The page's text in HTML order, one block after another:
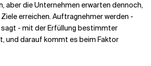
aber die Unternehmen erwarten dennoch,
erreichen. Auftragnehmer werden -
sagt - mit der Erfüllung bestimmter
und darauf kommt es beim Faktor